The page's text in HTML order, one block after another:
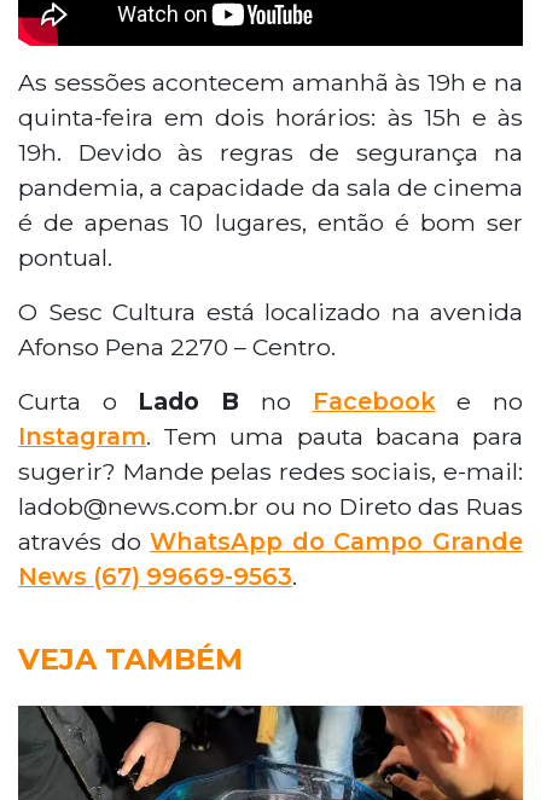
As sessões acontecem amanhã às 19h e na
quinta-feira em dois horários: às 15h e às
19h. Devido às regras de segurança na
pandemia, a capacidade da sala de cinema
é de apenas 10 lugares, então é bom ser
pontual.
O Sesc Cultura está localizado na avenida
Afonso Pena 2270 – Centro.
Curta o Lado B no Facebooke no
Instagram. Tem uma pauta bacana para
sugerir? Mande pelas redes sociais, e-mail:
ladob@news.com.br ou no Direto das Ruas
através doWhatsApp do Campo Grande
News (67) 99669-9563.
VEJA TAMBÉM